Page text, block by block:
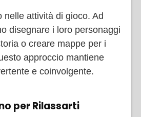
nelle attività di gioco. Ad
disegnare i loro personaggi
o creare mappe per i
approccio mantiene
e coinvolgente.
per Rilassarti